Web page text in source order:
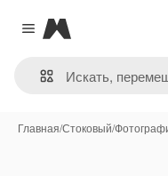
Close menu
Magnific
Главная/Стоковый/